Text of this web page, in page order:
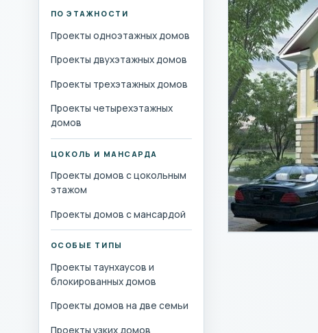
ПО ЭТАЖНОСТИ
Проекты одноэтажных домов
Проекты двухэтажных домов
Проекты трехэтажных домов
Проекты четырехэтажных
домов
ЦОКОЛЬ И МАНСАРДА
Проекты домов с цокольным
этажом
Проекты домов с мансардой
ОСОБЫЕ ТИПЫ
Проекты таунхаусов и
блокированных домов
Проекты домов на две семьи
Проекты узких домов